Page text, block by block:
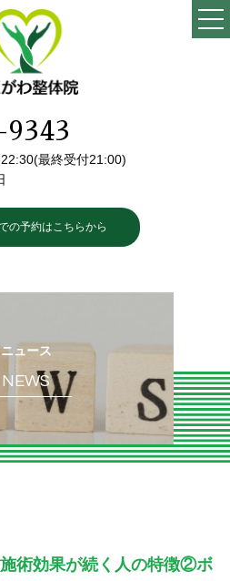
？
最終受付21:00)
の予約はこちらから
ニュース
NEWS
術効果が続く人の特徴②ボ